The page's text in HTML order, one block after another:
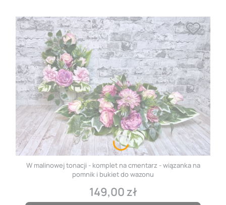
W malinowej tonacji - komplet na cmentarz - wiązanka na
pomnik i bukiet do wazonu
Cena
149,00 zł